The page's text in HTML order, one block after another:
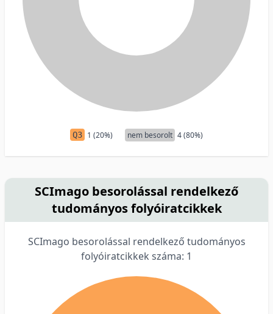
Q3 1 (20%) nem besorolt 4 (80%)
SCImago besorolással rendelkező
tudományos folyóiratcikkek
SCImago besorolással rendelkező tudományos
folyóiratcikkek száma: 1